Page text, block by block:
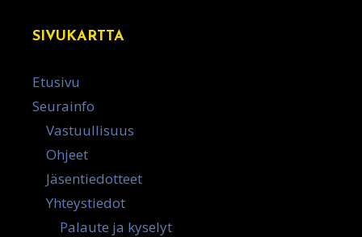
SIVUKARTTA
Etusivu
Seurainfo
Vastuullisuus
Ohjeet
Jäsentiedotteet
Yhteystiedot
Palaute ja kyselyt